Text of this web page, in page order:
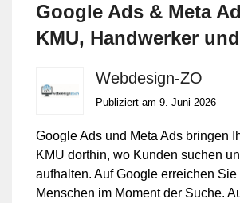
Google Ads & Meta
KMU, Handwerker
Webdesign-ZO
Publiziert am 9. Juni 2026
Google Ads und Meta Ads bringen
KMU dorthin, wo Kunden suchen
aufhalten. Auf Google erreichen Sie
Menschen im Moment der Suche.